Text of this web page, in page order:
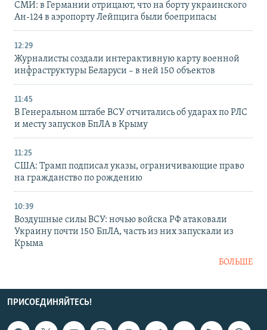
СМИ: в Германии отрицают, что на борту украинского
Ан-124 в аэропорту Лейпцига были боеприпасы
12:29
Журналисты создали интерактивную карту военной
инфраструктуры Беларуси – в ней 150 объектов
11:45
В Генеральном штабе ВСУ отчитались об ударах по РЛС
и месту запусков БпЛА в Крыму
11:25
США: Трамп подписал указы, ограничивающие право
на гражданство по рождению
10:39
Воздушные силы ВСУ: ночью войска РФ атаковали
Украину почти 150 БпЛА, часть из них запускали из
Крыма
БОЛЬШЕ
ПРИСОЕДИНЯЙТЕСЬ!